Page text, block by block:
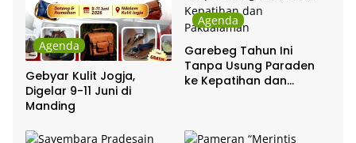
Agenda
Gebyar Kulit Jogja,
Digelar 9-11 Juni di
Manding
Agenda
Garebeg Tahun Ini
Tanpa Usung Paraden
ke Kepatihan dan